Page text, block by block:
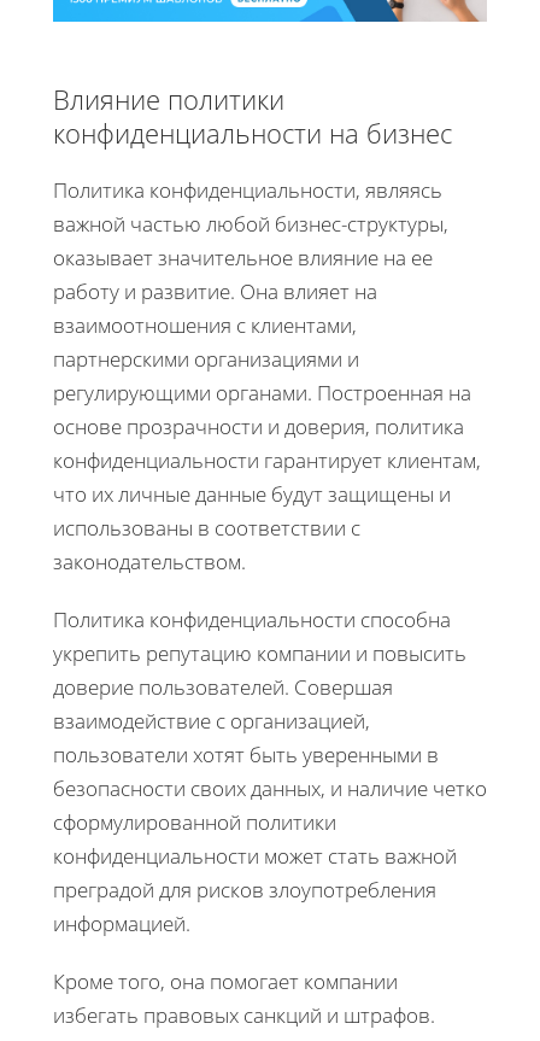
Влияние политики
конфиденциальности на бизнес
Политика конфиденциальности, являясь
важной частью любой бизнес-структуры,
оказывает значительное влияние на ее
работу и развитие. Она влияет на
взаимоотношения с клиентами,
партнерскими организациями и
регулирующими органами. Построенная на
основе прозрачности и доверия, политика
конфиденциальности гарантирует клиентам,
что их личные данные будут защищены и
использованы в соответствии с
законодательством.
Политика конфиденциальности способна
укрепить репутацию компании и повысить
доверие пользователей. Совершая
взаимодействие с организацией,
пользователи хотят быть уверенными в
безопасности своих данных, и наличие четко
сформулированной политики
конфиденциальности может стать важной
преградой для рисков злоупотребления
информацией.
Кроме того, она помогает компании
избегать правовых санкций и штрафов.